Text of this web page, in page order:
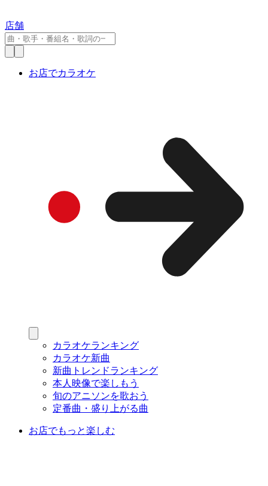
店舗
お店でカラオケ
カラオケランキング
カラオケ新曲
新曲トレンドランキング
本人映像で楽しもう
旬のアニソンを歌おう
定番曲・盛り上がる曲
お店でもっと楽しむ